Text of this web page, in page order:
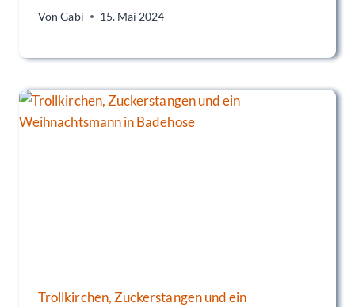
Von Gabi 15. Mai 2024
Trollkirchen, Zuckerstangen und ein